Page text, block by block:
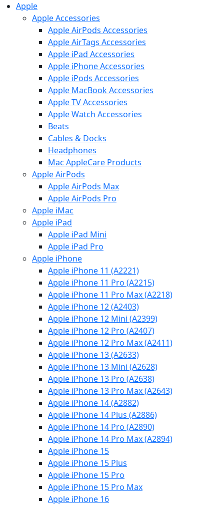
Apple
Apple Accessories
Apple AirPods Accessories
Apple AirTags Accessories
Apple iPad Accessories
Apple iPhone Accessories
Apple iPods Accessories
Apple MacBook Accessories
Apple TV Accessories
Apple Watch Accessories
Beats
Cables & Docks
Headphones
Mac AppleCare Products
Apple AirPods
Apple AirPods Max
Apple AirPods Pro
Apple iMac
Apple iPad
Apple iPad Mini
Apple iPad Pro
Apple iPhone
Apple iPhone 11 (A2221)
Apple iPhone 11 Pro (A2215)
Apple iPhone 11 Pro Max (A2218)
Apple iPhone 12 (A2403)
Apple iPhone 12 Mini (A2399)
Apple iPhone 12 Pro (A2407)
Apple iPhone 12 Pro Max (A2411)
Apple iPhone 13 (A2633)
Apple iPhone 13 Mini (A2628)
Apple iPhone 13 Pro (A2638)
Apple iPhone 13 Pro Max (A2643)
Apple iPhone 14 (A2882)
Apple iPhone 14 Plus (A2886)
Apple iPhone 14 Pro (A2890)
Apple iPhone 14 Pro Max (A2894)
Apple iPhone 15
Apple iPhone 15 Plus
Apple iPhone 15 Pro
Apple iPhone 15 Pro Max
Apple iPhone 16